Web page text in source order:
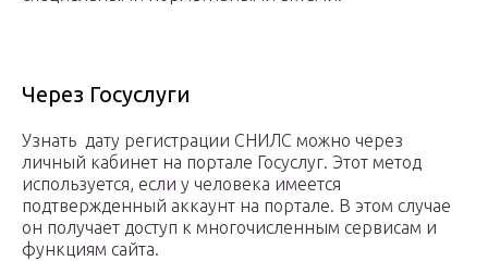
Через Госуслуги
Узнать дату регистрации СНИЛС можно через
личный кабинет на портале Госуслуг. Этот метод
используется, если у человека имеется
подтвержденный аккаунт на портале. В этом случае
он получает доступ к многочисленным сервисам и
функциям сайта.